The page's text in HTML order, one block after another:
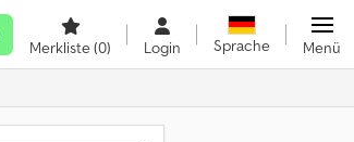
Merkliste(0) Login Sprache Menü